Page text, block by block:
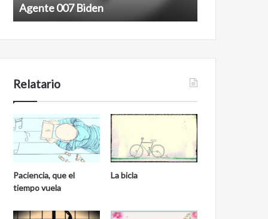
Agente 007 Biden
Relatario
Paciencia, que el
tiempo vuela
La bicla